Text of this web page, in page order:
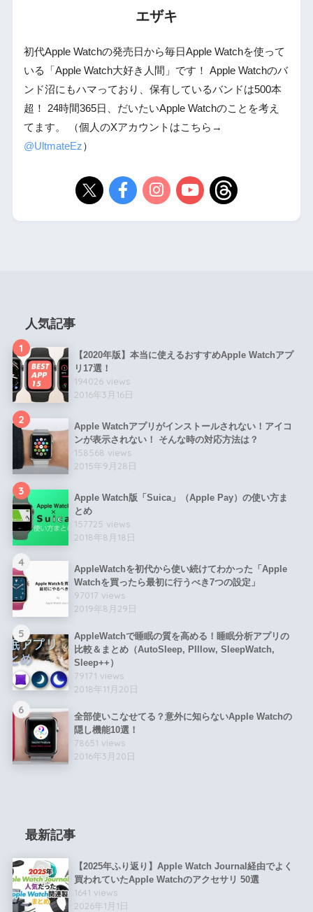
エザキ
初代Apple Watchの発売日から毎日Apple Watchを使って
いる「Apple Watch大好き人間」です！ Apple Watchのバ
ンド沼にもハマっており、保有しているバンドは500本
超！ 24時間365日、だいたいApple Watchのことを考え
てます。 （個人のXアカウントはこちら→
@UltmateEz）
人気記事
1
【2020年版】本当に使えるおすすめApple Watchアプ
リ17選！
194026 views
2016年3月16日
2
Apple Watchアプリがインストールされない！アイコ
ンが表示されない！ そんな時の対応方法は？
158568 views
2015年9月28日
3
Apple Watch版「Suica」（Apple Pay）の使い方ま
とめ
157725 views
2018年8月18日
4
AppleWatchを初代から使い続けてわかった「Apple
Watchを買ったら最初に行うべき7つの設定」
97017 views
2019年8月29日
5
AppleWatchで睡眠の質を高める！睡眠分析アプリの
比較＆まとめ（AutoSleep, PIllow, SleepWatch,
Sleep++）
79171 views
2018年11月20日
6
全部使いこなせてる？意外に知らないApple Watchの
隠し機能10選！
78651 views
2016年3月20日
最新記事
【2025年ふり返り】Apple Watch Journal経由でよく
買われていたApple Watchのアクセサリ 50選
1641 views
2026年1月1日